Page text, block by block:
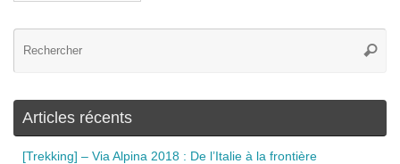
Articles récents
[Trekking] – Via Alpina 2018 : De l’Italie à la frontière